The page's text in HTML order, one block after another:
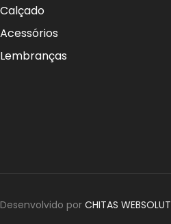
Calçado
Acessórios
Lembranças
Desenvolvido por CHITAS